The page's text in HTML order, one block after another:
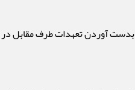
آوردن تعهدات طرف مقابل